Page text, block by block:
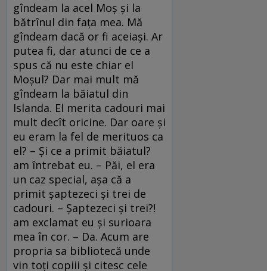
gîndeam la acel Moş şi la
bătrînul din faţa mea. Mă
gîndeam dacă or fi aceiaşi. Ar
putea fi, dar atunci de ce a
spus că nu este chiar el
Moşul? Dar mai mult mă
gîndeam la băiatul din
Islanda. El merita cadouri mai
mult decît oricine. Dar oare şi
eu eram la fel de merituos ca
el? – Şi ce a primit băiatul?
am întrebat eu. – Păi, el era
un caz special, aşa că a
primit şaptezeci şi trei de
cadouri. – Şaptezeci şi trei?!
am exclamat eu şi surioara
mea în cor. – Da. Acum are
propria sa bibliotecă unde
vin toţi copiii şi citesc cele